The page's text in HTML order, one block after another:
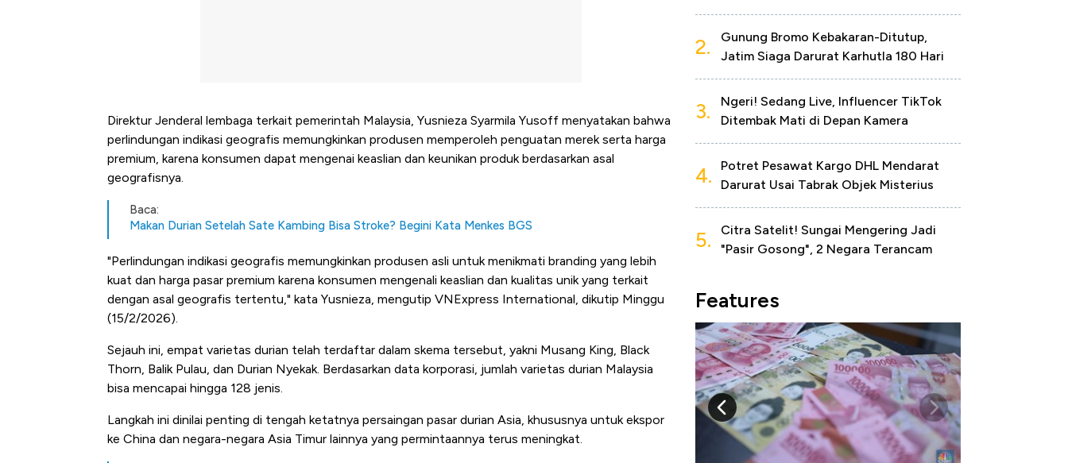
Direktur Jenderal lembaga terkait pemerintah Malaysia, Yusnieza Syarmila Yusoff menyatakan bahwa
perlindungan indikasi geografis memungkinkan produsen memperoleh penguatan merek serta harga
premium, karena konsumen dapat mengenai keaslian dan keunikan produk berdasarkan asal
geografisnya.
Baca:
Makan Durian Setelah Sate Kambing Bisa Stroke? Begini Kata Menkes BGS
"Perlindungan indikasi geografis memungkinkan produsen asli untuk menikmati branding yang lebih
kuat dan harga pasar premium karena konsumen mengenali keaslian dan kualitas unik yang terkait
dengan asal geografis tertentu," kata Yusnieza, mengutip VNExpress International, dikutip Minggu
(15/2/2026).
Sejauh ini, empat varietas durian telah terdaftar dalam skema tersebut, yakni Musang King, Black
Thorn, Balik Pulau, dan Durian Nyekak. Berdasarkan data korporasi, jumlah varietas durian Malaysia
bisa mencapai hingga 128 jenis.
Langkah ini dinilai penting di tengah ketatnya persaingan pasar durian Asia, khususnya untuk ekspor
ke China dan negara-negara Asia Timur lainnya yang permintaannya terus meningkat.
2.
Gunung Bromo Kebakaran-Ditutup,
Jatim Siaga Darurat Karhutla 180 Hari
3.
Ngeri! Sedang Live, Influencer TikTok
Ditembak Mati di Depan Kamera
4.
Potret Pesawat Kargo DHL Mendarat
Darurat Usai Tabrak Objek Misterius
5.
Citra Satelit! Sungai Mengering Jadi
"Pasir Gosong", 2 Negara Terancam
Features